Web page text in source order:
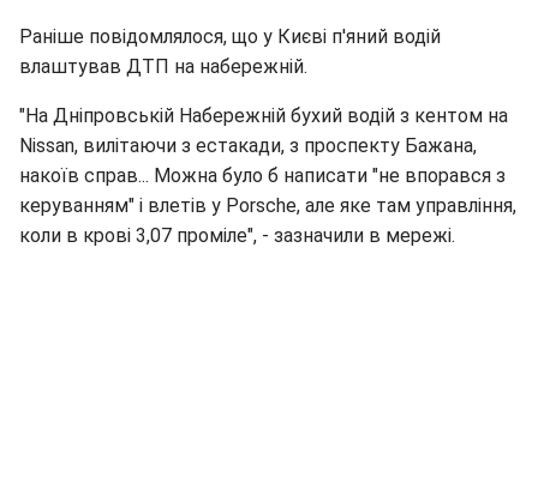
Раніше повідомлялося, що у Києві п'яний водій
влаштував ДТП на набережній.
"На Дніпровській Набережній бухий водій з кентом на
Nissan, вилітаючи з естакади, з проспекту Бажана,
накоїв справ... Можна було б написати "не впорався з
керуванням" і влетів у Porsche, але яке там управління,
коли в крові 3,07 проміле", - зазначили в мережі.